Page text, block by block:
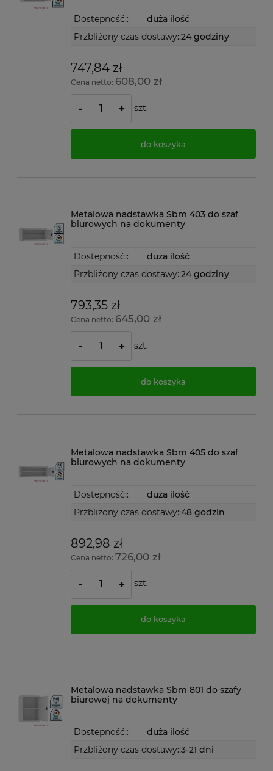
Dostepność::
duża ilość
Przbliżony czas dostawy::24 godziny
747,84 zł
Cena netto: 608,00 zł
- + szt.
do koszyka
Metalowa nadstawka Sbm 403 do szaf
biurowych na dokumenty
Dostepność::
duża ilość
Przbliżony czas dostawy::24 godziny
793,35 zł
Cena netto: 645,00 zł
- + szt.
do koszyka
Metalowa nadstawka Sbm 405 do szaf
biurowych na dokumenty
Dostepność::
duża ilość
Przbliżony czas dostawy::48 godzin
892,98 zł
Cena netto:726,00 zł
- + szt.
do koszyka
Metalowa nadstawka Sbm 801 do szafy
biurowej na dokumenty
Dostepność::
duża ilość
Przbliżony czas dostawy::3-21 dni